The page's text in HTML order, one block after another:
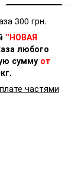
300 грн.
"НОВАЯ
любого
сумму от
частями